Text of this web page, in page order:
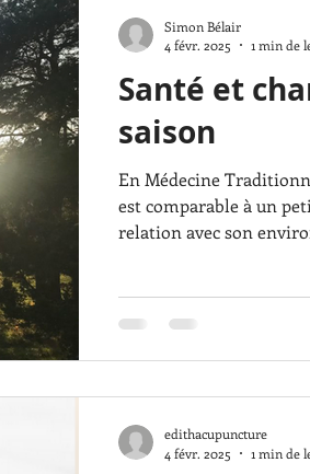
Santé et
saison
En Médecine
est comparable à un
relation avec son
Simon Bélair
4 févr. 2025
1 min de
edithacupuncture
4 févr. 2025
1 min de